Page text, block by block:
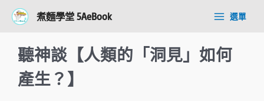
煮麵學堂 5AeBook
Main選單
聽神談【人類的「洞見」如何
產生？】
navigation